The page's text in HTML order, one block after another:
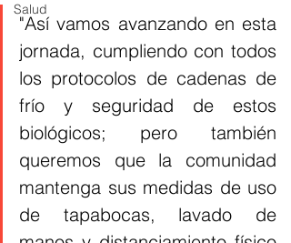
Salud
"Así vamos avanzando en esta
jornada, cumpliendo con todos
los protocolos de cadenas de
frío y seguridad de estos
biológicos; pero también
queremos que la comunidad
mantenga sus medidas de uso
de tapabocas, lavado de